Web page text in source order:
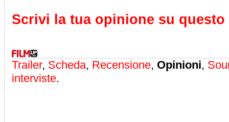
Scrivi la tua opinione su
Trailer, Scheda, Recensione, Opinioni,
interviste.